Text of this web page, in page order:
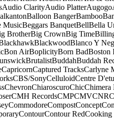
Audio ClarityAudio PlatterAugogo
Balloon BangerBamboo
MusicBeggars BanquetBellBella
BrotherBig CrownBig Time
BlackwoodBlanco Y
Bon AirBoplicityBorn BadBoston
BrutalistBuddahBuddah
CapricornCaptured TracksCarlyne
CBS/SonyCelluloidCentre
ChevronChiaroscuroChicChimera
CMH RecordsCMPCMVCNR
CommodoreCompostConcept
ContourContour Red